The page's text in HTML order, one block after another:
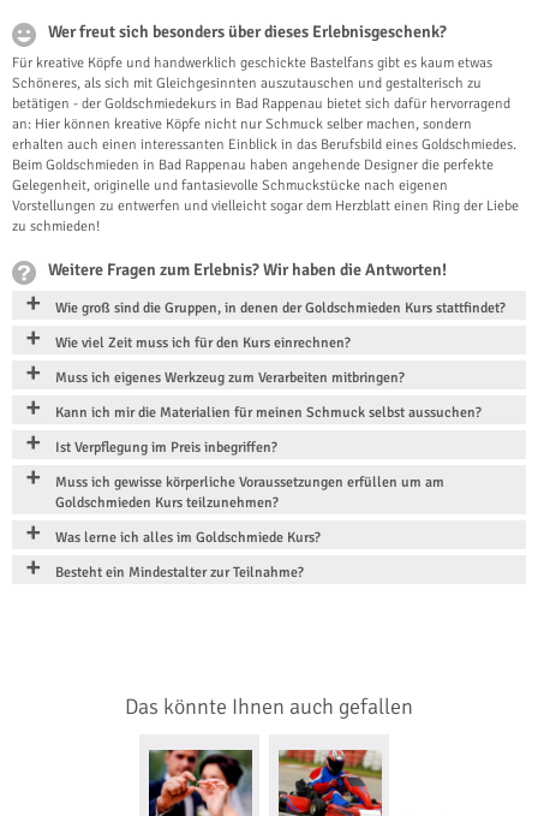
Wer freut sich besonders über dieses Erlebnisgeschenk?
Für kreative Köpfe und handwerklich geschickte Bastelfans gibt es kaum etwas
Schöneres, als sich mit Gleichgesinnten auszutauschen und gestalterisch zu
betätigen - der Goldschmiedekurs in Bad Rappenau bietet sich dafür hervorragend
an: Hier können kreative Köpfe nicht nur Schmuck selber machen, sondern
erhalten auch einen interessanten Einblick in das Berufsbild eines Goldschmiedes.
Beim Goldschmieden in Bad Rappenau haben angehende Designer die perfekte
Gelegenheit, originelle und fantasievolle Schmuckstücke nach eigenen
Vorstellungen zu entwerfen und vielleicht sogar dem Herzblatt einen Ring der Liebe
zu schmieden!
Weitere Fragen zum Erlebnis? Wir haben die Antworten!
Wie groß sind die Gruppen, in denen der Goldschmieden Kurs stattfindet?
Wie viel Zeit muss ich für den Kurs einrechnen?
Muss ich eigenes Werkzeug zum Verarbeiten mitbringen?
Kann ich mir die Materialien für meinen Schmuck selbst aussuchen?
Ist Verpflegung im Preis inbegriffen?
Muss ich gewisse körperliche Voraussetzungen erfüllen um am
Goldschmieden Kurs teilzunehmen?
Was lerne ich alles im Goldschmiede Kurs?
Besteht ein Mindestalter zur Teilnahme?
Das könnte Ihnen auch gefallen